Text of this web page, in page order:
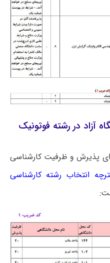
آزاد در رشته فوتونیک
پذیرش و ظرفیت کارشناسی
انتخاب رشته کارشناسی